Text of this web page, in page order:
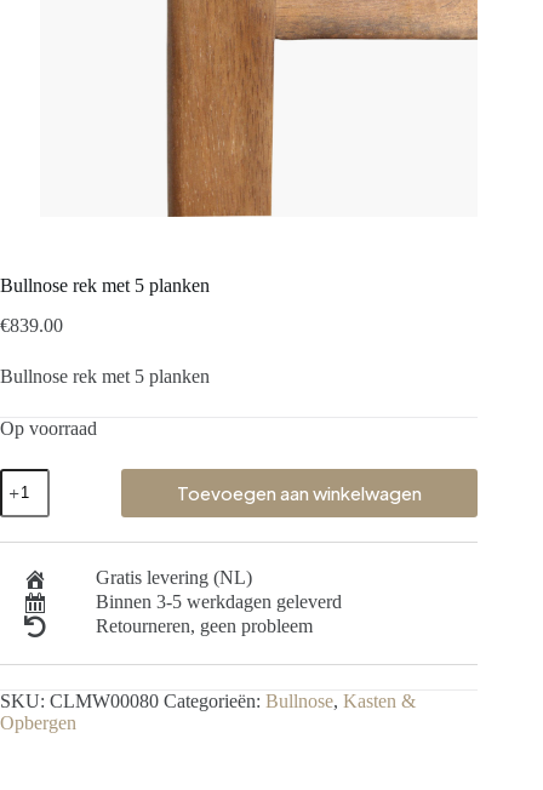
Bullnose rek met 5 planken
€839.00
Bullnose rek met 5 planken
Op voorraad
Toevoegen aan winkelwagen
Gratis levering (NL)
Binnen 3-5 werkdagen geleverd
Retourneren, geen probleem
SKU: CLMW00080 Categorieën: Bullnose, Kasten &
Opbergen